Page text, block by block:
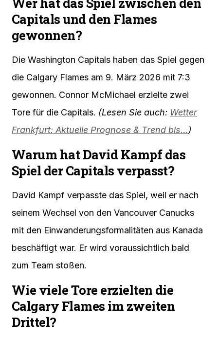
Capitals und den Flames
gewonnen?
Die Washington Capitals haben das Spiel gegen
die Calgary Flames am 9. März 2026 mit 7:3
gewonnen. Connor McMichael erzielte zwei
Tore für die Capitals. (Lesen Sie auch: Wetter
Frankfurt: Aktuelle Prognose & Trend bis…)
Warum hat David Kampf das
Spiel der Capitals verpasst?
David Kampf verpasste das Spiel, weil er nach
seinem Wechsel von den Vancouver Canucks
mit den Einwanderungsformalitäten aus Kanada
beschäftigt war. Er wird voraussichtlich bald
zum Team stoßen.
Wie viele Tore erzielten die
Calgary Flames im zweiten
Drittel?